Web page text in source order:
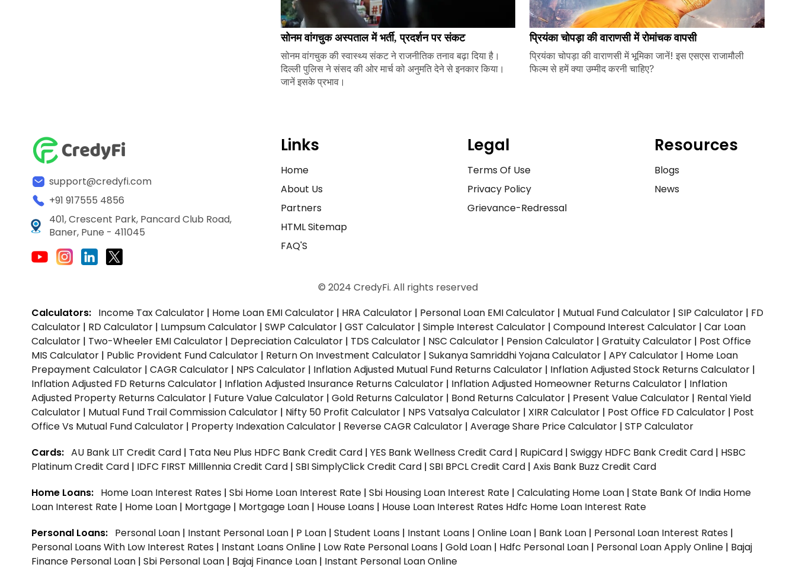
सोनम वांगचुक अस्पताल में भर्ती, प्रदर्शन पर संकट
सोनम वांगचुक की स्वास्थ्य संकट ने राजनीतिक तनाव बढ़ा दिया है।
दिल्ली पुलिस ने संसद की ओर मार्च को अनुमति देने से इनकार किया।
जानें इसके प्रभाव।
प्रियंका चोपड़ा की वाराणसी में रोमांचक वापसी
प्रियंका चोपड़ा की वाराणसी में भूमिका जानें! इस एसएस राजामौली
फिल्म से हमें क्या उम्मीद करनी चाहिए?
support@credyfi.com
+91 917555 4856
401, Crescent Park, Pancard Club Road,
Baner, Pune - 411045
Links
Home
About Us
Partners
HTML Sitemap
FAQ'S
Legal
Terms Of Use
Privacy Policy
Grievance-Redressal
Resources
Blogs
News
© 2024 CredyFi. All rights reserved
Calculators: Income Tax Calculator | Home Loan EMI Calculator | HRA Calculator | Personal Loan EMI Calculator | Mutual Fund Calculator | SIP Calculator | FD
Calculator | RD Calculator | Lumpsum Calculator | SWP Calculator | GST Calculator | Simple Interest Calculator | Compound Interest Calculator | Car Loan
Calculator | Two-Wheeler EMI Calculator | Depreciation Calculator | TDS Calculator | NSC Calculator | Pension Calculator | Gratuity Calculator | Post Office
MIS Calculator | Public Provident Fund Calculator | Return On Investment Calculator | Sukanya Samriddhi Yojana Calculator | APY Calculator | Home Loan
Prepayment Calculator | CAGR Calculator | NPS Calculator | Inflation Adjusted Mutual Fund Returns Calculator | Inflation Adjusted Stock Returns Calculator |
Inflation Adjusted FD Returns Calculator | Inflation Adjusted Insurance Returns Calculator | Inflation Adjusted Homeowner Returns Calculator | Inflation
Adjusted Property Returns Calculator | Future Value Calculator | Gold Returns Calculator | Bond Returns Calculator | Present Value Calculator | Rental Yield
Calculator | Mutual Fund Trail Commission Calculator | Nifty 50 Profit Calculator | NPS Vatsalya Calculator | XIRR Calculator | Post Office FD Calculator | Post
Office Vs Mutual Fund Calculator | Property Indexation Calculator | Reverse CAGR Calculator | Average Share Price Calculator | STP Calculator
Cards: AU Bank LIT Credit Card | Tata Neu Plus HDFC Bank Credit Card | YES Bank Wellness Credit Card | RupiCard | Swiggy HDFC Bank Credit Card | HSBC
Platinum Credit Card | IDFC FIRST Milllennia Credit Card | SBI SimplyClick Credit Card | SBI BPCL Credit Card | Axis Bank Buzz Credit Card
Home Loans: Home Loan Interest Rates | Sbi Home Loan Interest Rate | Sbi Housing Loan Interest Rate | Calculating Home Loan | State Bank Of India Home
Loan Interest Rate | Home Loan | Mortgage | Mortgage Loan | House Loans | House Loan Interest Rates Hdfc Home Loan Interest Rate
Personal Loans: Personal Loan | Instant Personal Loan | P Loan | Student Loans | Instant Loans | Online Loan | Bank Loan | Personal Loan Interest Rates |
Personal Loans With Low Interest Rates | Instant Loans Online | Low Rate Personal Loans | Gold Loan | Hdfc Personal Loan | Personal Loan Apply Online | Bajaj
Finance Personal Loan | Sbi Personal Loan | Bajaj Finance Loan | Instant Personal Loan Online